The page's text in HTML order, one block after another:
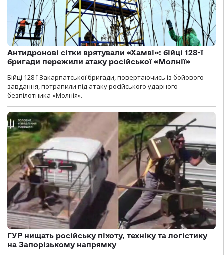
Антидронові сітки врятували «Хамві»: бійці 128-ї
бригади пережили атаку російської «Молнії»
Бійці 128-ї Закарпатської бригади, повертаючись із бойового
завдання, потрапили під атаку російського ударного
безпілотника «Молнія».
ГУР нищать російську піхоту, техніку та логістику
на Запорізькому напрямку